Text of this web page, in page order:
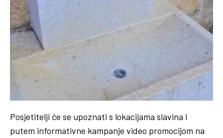
Posjetitelji će se upoznati s lokacijama slavina i
putem informativne kampanje video promocijom na